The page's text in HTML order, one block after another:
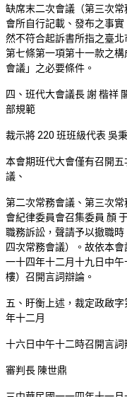
缺席末二次會議（第三次
會所自行記載、發布之事
然不符合起訴書所指之臺
第七條第一項第十一款之
會議」之必要條件。
四、班代大會議長 謝 楷祥
部規範
裁示將 220 班班級代表 吳
本會期班代大會僅有召開
議、
第二次常務會議、第三次
會紀律委員會召集委員 顏
職務訴訟，聲請予以撤職
四次常務會議）。故依本
一十四年十二月十九日中
樓）召開言詞辯論。
五、盱衡上述，裁定政啟
年十二月
十六日中午十二時召開言
審判長 陳世鼎